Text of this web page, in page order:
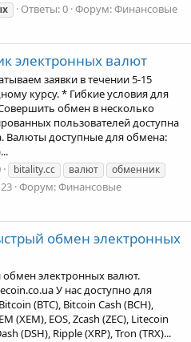
Ответы: 0 Форум:Финансовые
электронных валют
заявки в течении 5-15
курсу. * Гибкие условия для
обмен в несколько
пользователей доступна
Валюты доступные для обмена:
bitality.cc валют
обменник
Форум:Финансовые
обмен электронных
электронных валют.
У нас доступно для
(BTC), Bitcoin Cash (BCH),
(XEM), EOS, Zcash (ZEC), Litecoin
(DSH), Ripple (XRP), Tron (TRX)...